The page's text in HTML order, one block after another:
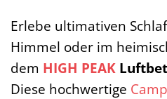
Erlebe ultimativen
Himmel oder im
dem HIGH PEAK
Diese hochwertige